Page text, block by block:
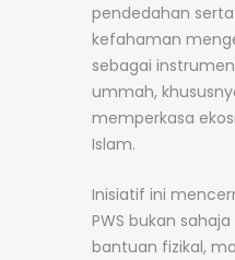
pendedahan
kefahaman
sebagai
ummah,
memperkasa
Islam.
Inisiatif ini
PWS bukan
bantuan fizikal,